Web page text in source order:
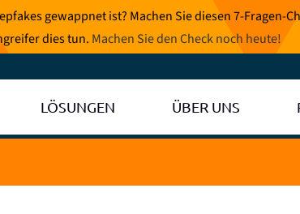
gewappnet ist? Machen Sie diesen 7-Fragen-
dies tun. Machen Sie den Check noch heute!
LÖSUNGEN ÜBER UNS